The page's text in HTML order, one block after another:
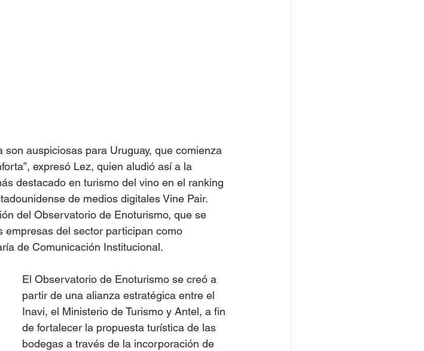
auspiciosas para Uruguay, que comienza
expresó Lez, quien aludió así a la
destacado en turismo del vino en el ranking
de medios digitales Vine Pair.
del Observatorio de Enoturismo, que se
empresas del sector participan como
de Comunicación Institucional.
El Observatorio de Enoturismo se creó a
partir de una alianza estratégica entre el
Inavi, el Ministerio de Turismo y Antel, a fin
de fortalecer la propuesta turística de las
bodegas a través de la incorporación de